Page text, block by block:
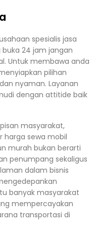
spesialis jasa
24 jam jangan
Untuk membawa anda
pilihan
nyaman. Layanan
dengan attitide baik
masyarakat,
harga sewa mobil
murah bukan berarti
penumpang sekaligus
dalam bisnis
banyak masyarakat
mempercayakan
transportasi di